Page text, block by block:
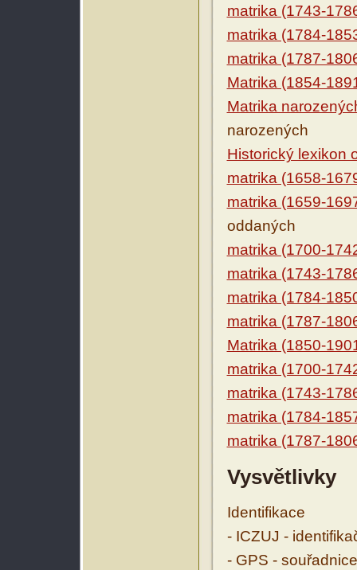
matrika (1743-
matrika (1784-
matrika (1787-
Matrika (1854-
Matrika
narozených
Historický lexikon
matrika (1658-
matrika (1659-
oddaných
matrika (1700-
matrika (1743-
matrika (1784-
matrika (1787-
Matrika (1850-
matrika (1700-
matrika (1743-
matrika (1784-
matrika (1787-
Vysvětlivky
Identifikace
- ICZUJ -
- GPS -